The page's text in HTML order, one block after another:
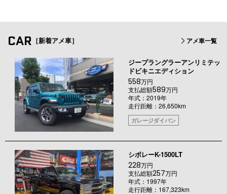
CAR ［新着アメ車］ アメ車一覧
ジープラングラーアンリミテッ
ドビキニエディション
558万円
支払総額589万円
年式：2019年
走行距離：26,650km
ガレージダイバン
シボレーK-1500LT
228万円
支払総額257万円
年式：1997年
走行距離：167,323km